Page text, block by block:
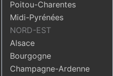
Poitou-Charentes
Midi-Pyrénées
NORD-EST
Alsace
Bourgogne
Champagne-Ardenne